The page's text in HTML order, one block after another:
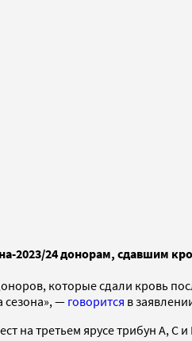
2023/24 донорам, сдавшим
которые сдали кровь
сезона», — говорится в
на третьем ярусе трибун А, С